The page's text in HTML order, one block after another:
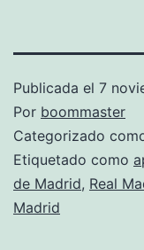
Publicada el 7
Por boommaster
Categorizado
Etiquetado como
de Madrid, Real
Madrid